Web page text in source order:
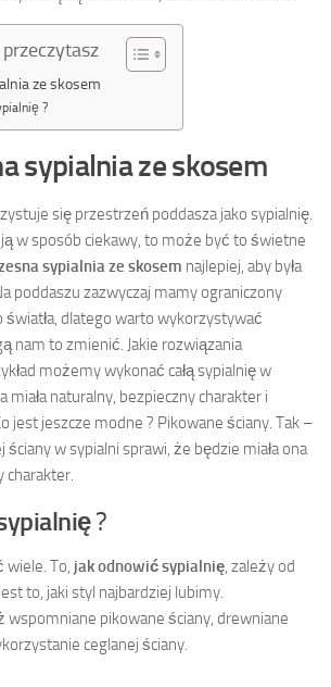
ze skosem
?
sypialnia ze skosem
się przestrzeń poddasza jako sypialnię.
w sposób ciekawy, to może być to świetne
sypialnia ze skosem najlepiej, aby była
poddaszu zazwyczaj mamy ograniczony
dlatego warto wykorzystywać
nam to zmienić. Jakie rozwiązania
możemy wykonać całą sypialnię w
naturalny, bezpieczny charakter i
jest jeszcze modne ? Pikowane ściany. Tak –
w sypialni sprawi, że będzie miała ona
charakter.
?
wiele. To, jak odnowić sypialnię, zależy od
to, jaki styl najbardziej lubimy.
wspomniane pikowane ściany, drewniane
ceglanej ściany.